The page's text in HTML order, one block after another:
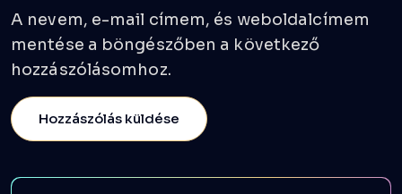
A nevem, e-mail címem, és weboldalcímem
mentése a böngészőben a következő
hozzászólásomhoz.